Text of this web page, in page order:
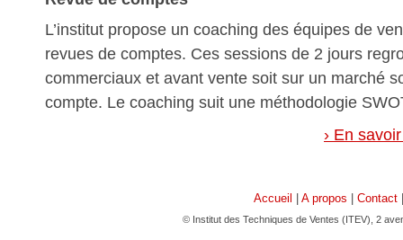
L’institut propose un coaching des équipes de
revues de comptes. Ces sessions de 2 jours
commerciaux et avant vente soit sur un marché
compte. Le coaching suit une méthodologie
› En
Accueil A propos Contact
© Institut des Techniques de Ventes (ITEV), 2